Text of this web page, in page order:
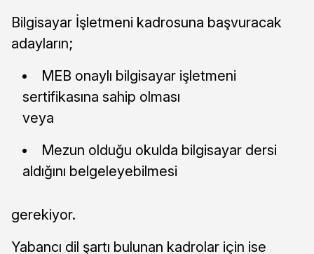
Bilgisayar İşletmeni kadrosuna başvuracak
adayların;
MEB onaylı bilgisayar işletmeni
sertifikasına sahip olması
veya
Mezun olduğu okulda bilgisayar dersi
aldığını belgeleyebilmesi
gerekiyor.
Yabancı dil şartı bulunan kadrolar için ise